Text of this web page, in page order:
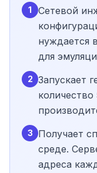
1
Сетевой
нуждается
для
2 Запускает
3
Получает
среде.
адреса